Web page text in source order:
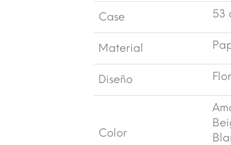
Case 53
Material
Diseño
Color